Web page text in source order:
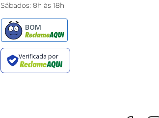
Sábados: 8h às 18h